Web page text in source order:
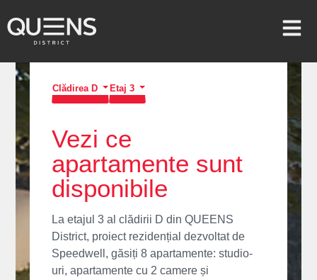
Clădirea D Etaj 3
Vezi ce
apartamente sunt
disponibile
La etajul 3 al clădirii D din QUEENS
District, proiect rezidențial dezvoltat de
Speedwell, găsiți 8 apartamente: studio-
uri, apartamente cu 2 camere și